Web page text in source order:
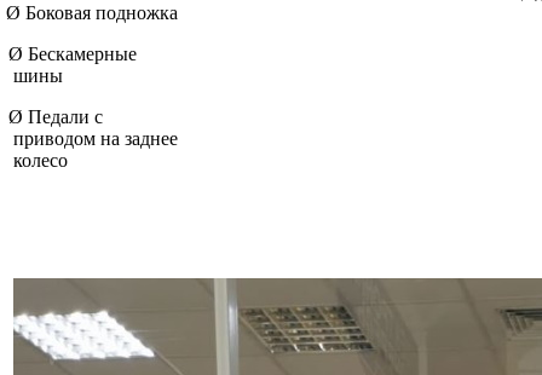
Ø Боковая подножка
Ø Бескамерные
шины
Ø Педали с
приводом на заднее
колесо